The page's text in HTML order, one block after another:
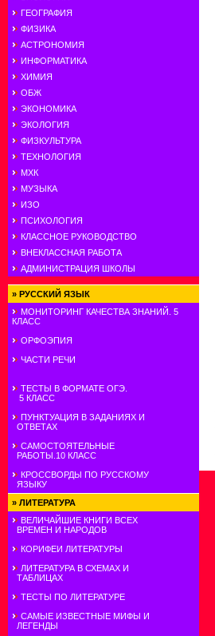
ГЕОГРАФИЯ
ФИЗИКА
АСТРОНОМИЯ
ИНФОРМАТИКА
ХИМИЯ
ОБЖ
ЭКОНОМИКА
ЭКОЛОГИЯ
ФИЗКУЛЬТУРА
ТЕХНОЛОГИЯ
МХК
МУЗЫКА
ИЗО
ПСИХОЛОГИЯ
КЛАССНОЕ РУКОВОДСТВО
ВНЕКЛАССНАЯ РАБОТА
АДМИНИСТРАЦИЯ ШКОЛЫ
» РУССКИЙ ЯЗЫК
МОНИТОРИНГ КАЧЕСТВА ЗНАНИЙ. 5
КЛАСС
ОРФОЭПИЯ
ЧАСТИ РЕЧИ
ТЕСТЫ В ФОРМАТЕ ОГЭ.
5 КЛАСС
ПУНКТУАЦИЯ В ЗАДАНИЯХ И
ОТВЕТАХ
САМОСТОЯТЕЛЬНЫЕ
РАБОТЫ.10 КЛАСС
КРОССВОРДЫ ПО РУССКОМУ
ЯЗЫКУ
» ЛИТЕРАТУРА
ВЕЛИЧАЙШИЕ КНИГИ ВСЕХ
ВРЕМЕН И НАРОДОВ
КОРИФЕИ ЛИТЕРАТУРЫ
ЛИТЕРАТУРА В СХЕМАХ И
ТАБЛИЦАХ
ТЕСТЫ ПО ЛИТЕРАТУРЕ
САМЫЕ ИЗВЕСТНЫЕ МИФЫ И
ЛЕГЕНДЫ